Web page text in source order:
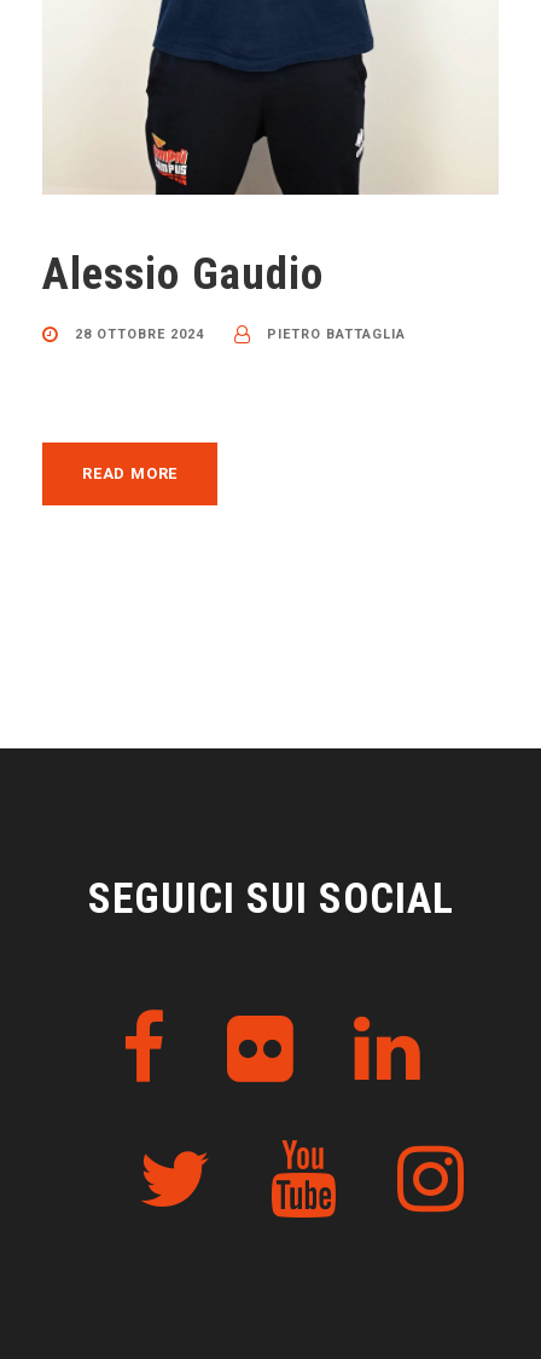
Alessio Gaudio
28 OTTOBRE 2024 PIETRO BATTAGLIA
READ MORE
SEGUICI SUI SOCIAL